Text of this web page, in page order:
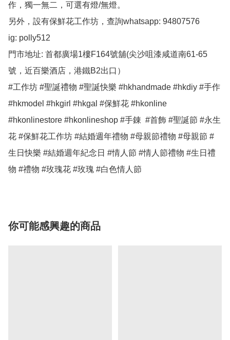
作，獨一無二，可選有燈/無燈。
另外，設有保鮮花工作坊，查詢whatsapp: 94807576
ig: polly512
門市地址: 首都廣場1樓F164號舖(尖沙咀漆咸道南61-65
號，近百樂酒店，港鐵B2出口）
#工作坊 #聖誕禮物 #聖誕快樂 #hkhandmade #hkdiy #手作
#hkmodel #hkgirl #hkgal #保鮮花 #hkonline
#hkonlinestore #hkonlineshop #手錬  #首飾 #聖誕節 #永生
花 #保鮮花工作坊 #結婚週年禮物 #母親節禮物 #母親節 #
生日快樂 #結婚週年紀念日 #情人節 #情人節禮物 #生日禮
物 #禮物 #玫瑰花 #玫瑰 #白色情人節
你可能感興趣的商品